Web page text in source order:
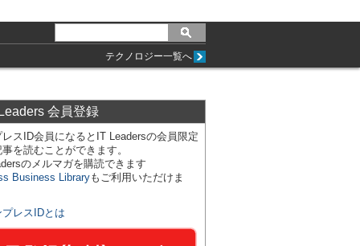
テクノロジー一覧へ
会員登録
スID会員になるとIT Leadersの会員限定
を読むことができます。
のメルマガを購読できます
Business Libraryもご利用いただけま
プレスIDとは